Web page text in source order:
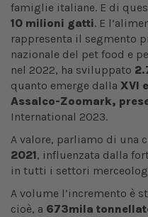
famiglie italiane. E di
10 milioni gatti. E
rappresenta il segmento
nazionale del pet food e
nel 2022, ha sviluppato
quanto emerge dalla XVI
Assalco-Zoomark,
International 2023.
A valore, parliamo di una
2021, influenzata dalla
in tutti i settori
A volume l’incremento è
cioè, a 673mila